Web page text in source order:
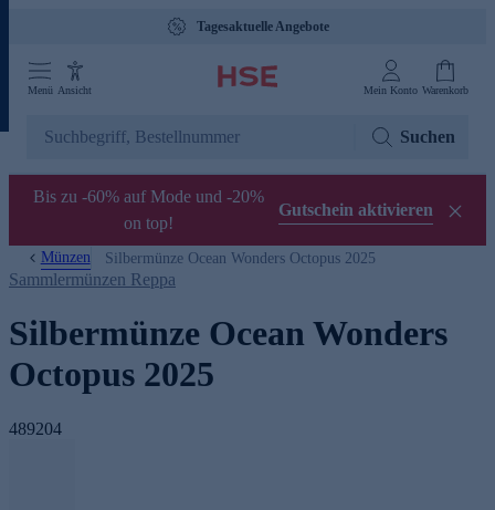
Tagesaktuelle Angebote
Menü Ansicht Mein Konto Warenkorb
Suchen
Bis zu -60% auf Mode und -20%
on top!
Gutschein aktivieren
Münzen Silbermünze Ocean Wonders Octopus 2025
Sammlermünzen Reppa
Silbermünze Ocean Wonders
Octopus 2025
489204